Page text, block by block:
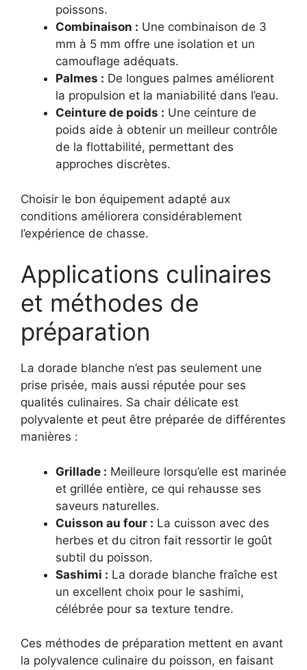
poissons.
Combinaison : Une combinaison de 3
mm à 5 mm offre une isolation et un
camouflage adéquats.
Palmes : De longues palmes améliorent
la propulsion et la maniabilité dans l’eau.
Ceinture de poids : Une ceinture de
poids aide à obtenir un meilleur contrôle
de la flottabilité, permettant des
approches discrètes.
Choisir le bon équipement adapté aux
conditions améliorera considérablement
l’expérience de chasse.
Applications culinaires
et méthodes de
préparation
La dorade blanche n’est pas seulement une
prise prisée, mais aussi réputée pour ses
qualités culinaires. Sa chair délicate est
polyvalente et peut être préparée de différentes
manières :
Grillade : Meilleure lorsqu’elle est marinée
et grillée entière, ce qui rehausse ses
saveurs naturelles.
Cuisson au four : La cuisson avec des
herbes et du citron fait ressortir le goût
subtil du poisson.
Sashimi : La dorade blanche fraîche est
un excellent choix pour le sashimi,
célébrée pour sa texture tendre.
Ces méthodes de préparation mettent en avant
la polyvalence culinaire du poisson, en faisant